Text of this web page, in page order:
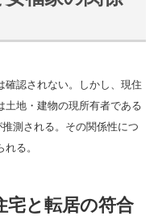
確認されない。しかし、現住
土地・建物の現所有者である
測される。その関係性につ
る。
宅と転居の符合